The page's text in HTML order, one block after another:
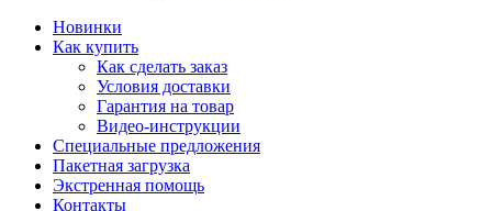
Новинки
Как купить
Как сделать заказ
Условия доставки
Гарантия на товар
Видео-инструкции
Специальные предложения
Пакетная загрузка
Экстренная помощь
Контакты